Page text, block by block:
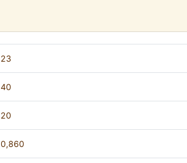
23
40
20
0,860